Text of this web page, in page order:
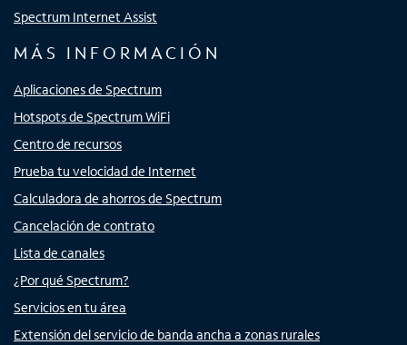
Spectrum Internet Assist
MÁS INFORMACIÓN
Aplicaciones de Spectrum
Hotspots de Spectrum WiFi
Centro de recursos
Prueba tu velocidad de Internet
Calculadora de ahorros de Spectrum
Cancelación de contrato
Lista de canales
¿Por qué Spectrum?
Servicios en tu área
Extensión del servicio de banda ancha a zonas rurales